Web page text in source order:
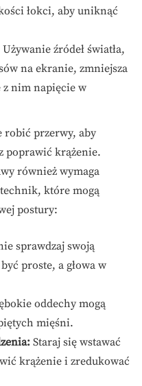
łokci, aby uniknąć
Używanie źródeł światła,
na ekranie, zmniejsza
z nim napięcie w
robić przerwy, aby
poprawić krążenie.
również wymaga
które mogą
postury:
sprawdzaj swoją
proste, a głowa w
oddechy mogą
mięśni.
Staraj się wstawać
krążenie i zredukować